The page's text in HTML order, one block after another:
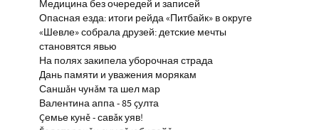
Медицина без очередей и записей
Опасная езда: итоги рейда «Питбайк» в округе
«Шевле» собрала друзей: детские мечты
становятся явью
На полях закипела уборочная страда
Дань памяти и уважения морякам
Саншăн чунăм та шел мар
Валентина аппа - 85 çулта
Çемье кунĕ - савăк уяв!